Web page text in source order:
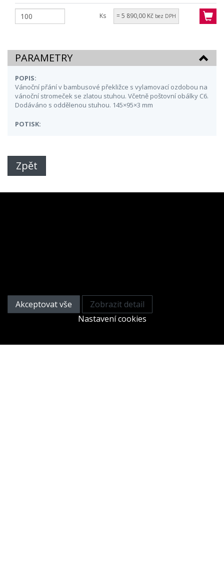
Ks = 5 890,00 Kč bez DPH
PARAMETRY
POPIS:
Vánoční přání v bambusové překližce s vylamovací ozdobou na
vánoční stromeček se zlatou stuhou. Včetně poštovní obálky C6.
Dodáváno s oddělenou stuhou. 145×95×3 mm
POTISK:
Zpět
Akceptovat vše
Zobrazit detail
Nastavení cookies